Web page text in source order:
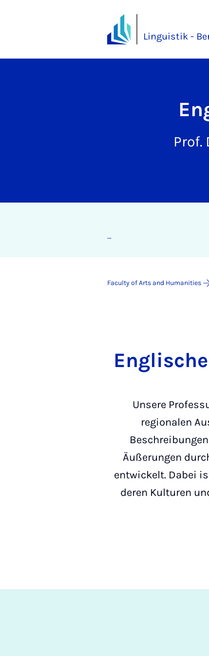
Linguistik -
Faculty of Arts and Humanities
Unsere
regionalen
Äußerungen
entwickelt. Dabei
deren Kulturen